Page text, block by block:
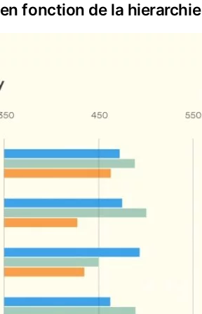
fonction de la hierarchie